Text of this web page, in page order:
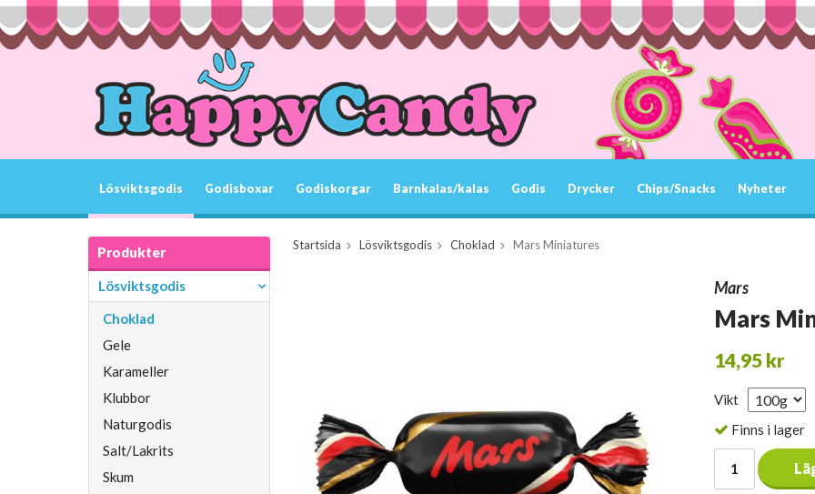
Lösviktsgodis Godisboxar Godiskorgar Barnkalas/kalas Godis Drycker Chips/Snacks Nyheter
Produkter
Lösviktsgodis
Choklad
Gele
Karameller
Klubbor
Naturgodis
Salt/Lakrits
Skum
Startsida Lösviktsgodis Choklad Mars Miniatures
Mars
Mars
14,95 kr
Vikt
Finns i lager